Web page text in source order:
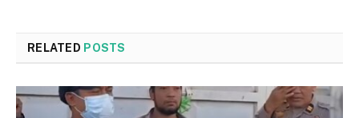
RELATED POSTS